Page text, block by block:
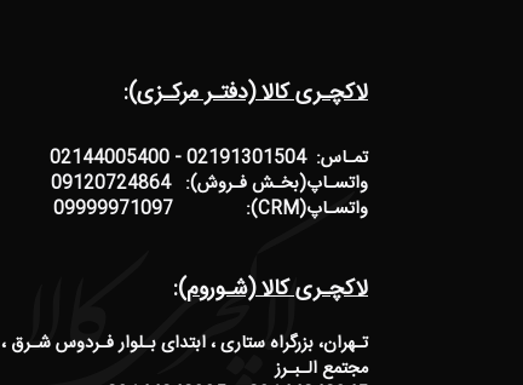
لاکچـری کالا (دفتـر مرکـزی):
تمـاس: 02191301504 - 02144005400
واتسـاپ(بخـش فـروش): 09120724864
واتسـاپ(CRM): 09999971097
لاکچـری کالا (شـوروم):
تـهران، بزرگراه ستاری ، ابتدای بـلوار فـردوس شـرق ،
مجتمع الـبـرز